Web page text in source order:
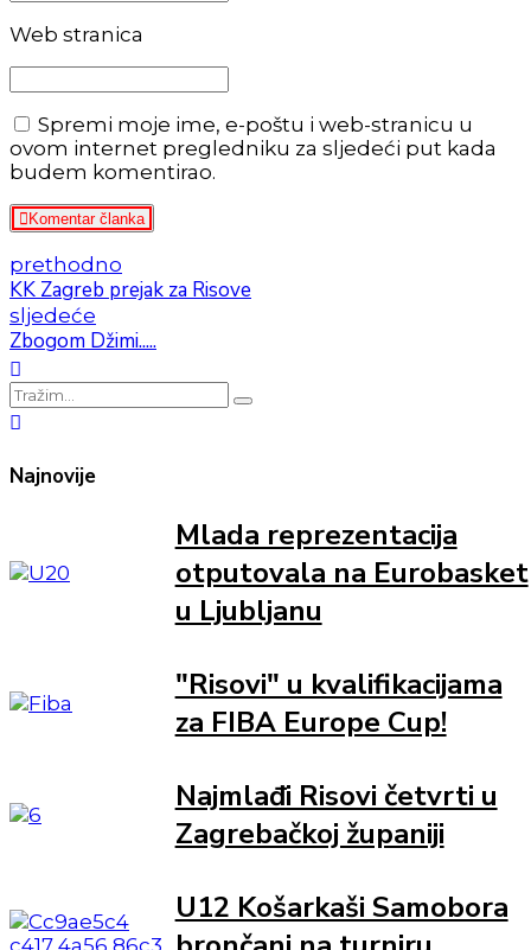
Web stranica
Spremi moje ime, e-poštu i web-stranicu u
ovom internet pregledniku za sljedeći put kada
budem komentirao.
Komentar članka
prethodno
KK Zagreb prejak za Risove
sljedeće
Zbogom Džimi.....
Najnovije
Mlada reprezentacija
otputovala na Eurobasket
u Ljubljanu
"Risovi" u kvalifikacijama
za FIBA Europe Cup!
Najmlađi Risovi četvrti u
Zagrebačkoj županiji
U12 Košarkaši Samobora